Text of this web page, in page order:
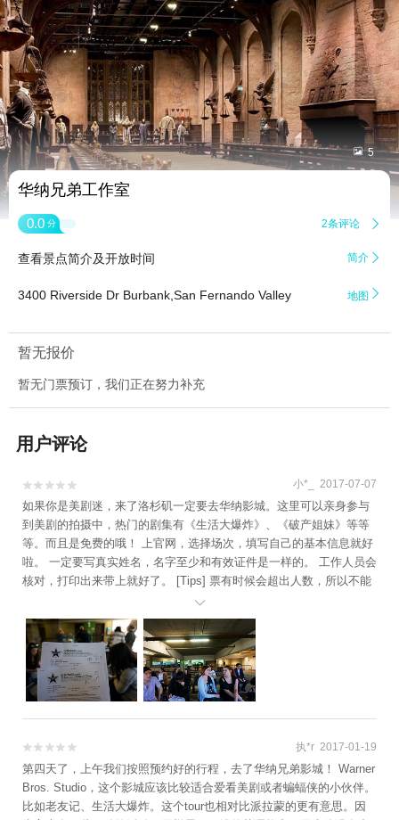
 5
华纳兄弟工作室
0.0 分 2条评论 
查看景点简介及开放时间 简介 
3400 Riverside Dr Burbank,San Fernando Valley 地图 
暂无报价
暂无门票预订，我们正在努力补充
用户评论

 小*_ 2017-07-07
如果你是美剧迷，来了洛杉矶一定要去华纳影城。这里可以亲身参与
到美剧的拍摄中，热门的剧集有《生活大爆炸》、《破产姐妹》等等
等。而且是免费的哦！ 上官网，选择场次，填写自己的基本信息就好
啦。 一定要写真实姓名，名字至少和有效证件是一样的。 工作人员会
核对，打印出来带上就好了。 [Tips] 票有时候会超出人数，所以不能
保证一定能进去看。所以如果你想去，一定要尽早去排队，一般提前2
-3小时就有排队的了。 如果是当天不能入场，工作人员会给一张蓝色
的卡片，写着你的名字和人数，下次任意场次提前预约就可以优先进
入。 另外要跟大家说的是，进入不能带任何电子设备及摄影设备。 我
们因为一些事稍微耽误了一些，提前了一个半小时到达的，已经很多
人在排队了。我们的顺序是194和195。其实还蛮幸运的，最后放人进
但是肯定可以进去。 不过我们由于前两天临时买了NBA的球票，为了
不耽误我们看球赛，所以我们决定放弃这次机会，下次再来！毕竟球
赛是花钱买的票，这个是免费的，虽然很想看我们的女神，但是还是
权衡后选择了NBA比赛。因为即使我们进去了，没有表，不知道时


 执*r 2017-01-19
第四天了，上午我们按照预约好的行程，去了华纳兄弟影城！ Warner
Bros. Studio，这个影城应该比较适合爱看美剧或者蝙蝠侠的小伙伴。
比如老友记、生活大爆炸。这个tour也相对比派拉蒙的更有意思。因
